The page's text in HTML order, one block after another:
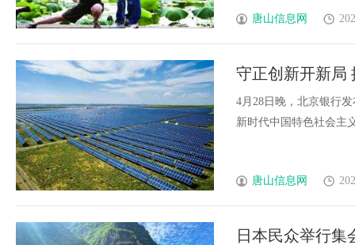
唐山信息网
守正创新开新
第一季度报告
4月28日晚，北京银行
新时代中国特色社会主
唐山信息网
日本民众举行集